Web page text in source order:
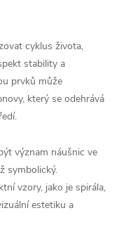
cyklus života,
stability a
prvků může
který se odehrává
význam náušnic ve
symbolický.
vzory, jako je spirála,
estetiku a